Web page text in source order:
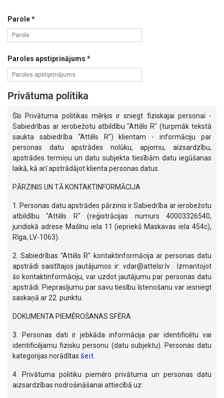
Parole *
Paroles apstiprinājums *
Privātuma politika
Šīs Privātuma politikas mērķis ir sniegt fiziskajai personai -
Sabiedrības ar ierobežotu atbildību "Attēls R" (turpmāk tekstā
saukta sabiedrība “Attēls R”) klientam - informāciju par
personas datu apstrādes nolūku, apjomu, aizsardzību,
apstrādes termiņu un datu subjekta tiesībām datu iegūšanas
laikā, kā arī apstrādājot klienta personas datus.
PĀRZINIS UN TĀ KONTAKTINFORMĀCIJA
1. Personas datu apstrādes pārzinis ir Sabiedrība ar ierobežotu
atbildību "Attēls R" (reģistrācijas numurs 40003326540,
juridiskā adrese Mašīnu iela 11 (iepriekš Maskavas iela 454c),
Rīga, LV-1063).
2. Sabiedrības “Attēls R” kontaktinformācija ar personas datu
apstrādi saistītajos jautājumos ir: vdar@attelsr.lv . Izmantojot
šo kontaktinformāciju, var uzdot jautājumu par personas datu
apstrādi. Pieprasījumu par savu tiesību īstenošanu var iesniegt
saskaņā ar 22. punktu.
DOKUMENTA PIEMĒROŠANAS SFĒRA
3. Personas dati ir jebkāda informācija par identificētu vai
identificējamu fizisku personu (datu subjektu). Personas datu
kategorijas norādītas šeit
4. Privātuma politiku piemēro privātuma un personas datu
aizsardzības nodrošināšanai attiecībā uz: